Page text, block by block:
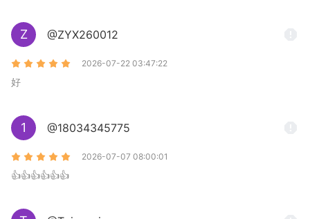
Z @ZYX260012
2026-07-22 03:47:22
好
1 @18034345775
2026-07-07 08:00:01
👍👍👍👍👍👍